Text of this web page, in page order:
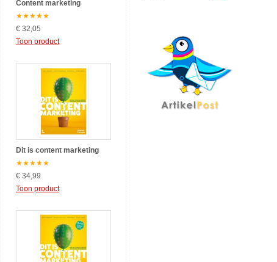
Content marketing
★★★★★
€ 32,05
Toon product
Dit is content marketing
★★★★★
€ 34,99
Toon product